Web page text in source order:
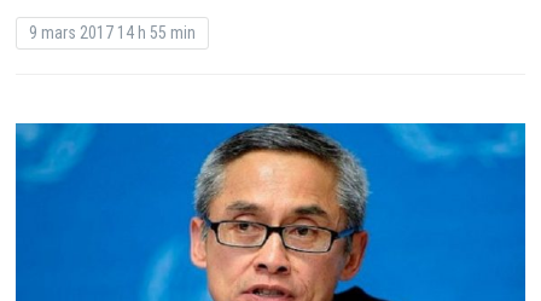
9 mars 2017 14 h 55 min